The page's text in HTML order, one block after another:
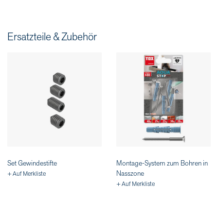
Ersatzteile & Zubehör
Set Gewindestifte
+ Auf Merkliste
Montage-System zum Bohren in
Nasszone
+ Auf Merkliste